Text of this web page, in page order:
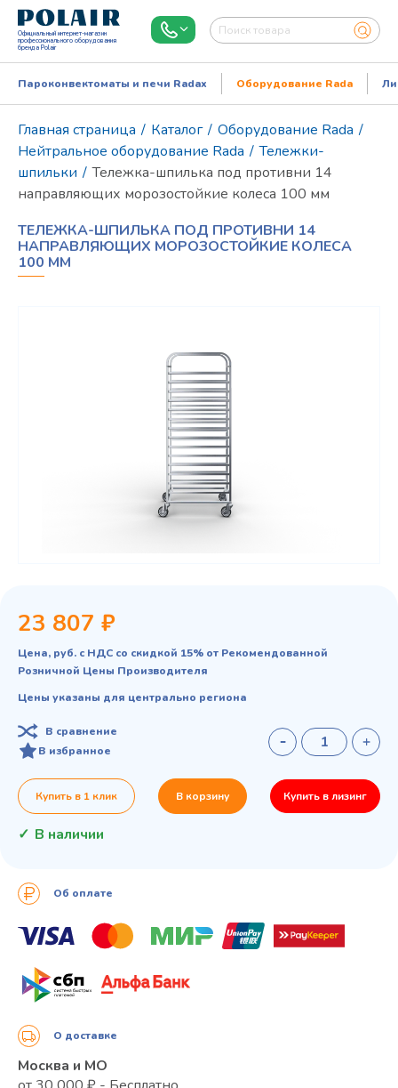
Официальный интернет-магазин
профессионального оборудования
бренда Polair
Пароконвектоматы и печи Radax Оборудование Rada
Главная страница / Каталог / Оборудование Rada /
Нейтральное оборудование Rada / Тележки-
шпильки / Тележка-шпилька под противни 14
направляющих морозостойкие колеса 100 мм
ТЕЛЕЖКА-ШПИЛЬКА ПОД ПРОТИВНИ 14
НАПРАВЛЯЮЩИХ МОРОЗОСТОЙКИЕ КОЛЕСА
100 ММ
23 807 ₽
Цена, руб. с НДС со скидкой 15% от Рекомендованной
Розничной Цены Производителя
Цены указаны для центрально региона
В сравнение
В избранное
Купить в 1 клик В корзину Купить в лизинг
В наличии
Об оплате
О доставке
Москва и МО